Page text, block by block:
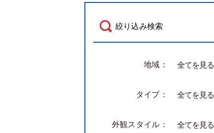
絞り込み検索
地域： 全てを見る
タイプ： 全てを見る
外観スタイル： 全てを見る